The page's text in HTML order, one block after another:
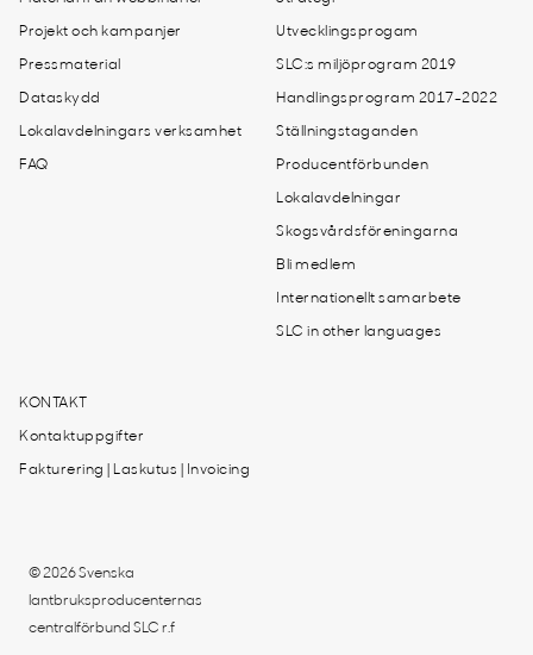
Projekt och kampanjer
Pressmaterial
Dataskydd
Lokalavdelningars verksamhet
FAQ
Utvecklingsprogam
SLC:s miljöprogram 2019
Handlingsprogram 2017-2022
Ställningstaganden
Producentförbunden
Lokalavdelningar
Skogsvårdsföreningarna
Bli medlem
Internationellt samarbete
SLC in other languages
KONTAKT
Kontaktuppgifter
Fakturering | Laskutus | Invoicing
© 2026 Svenska
lantbruksproducenternas
centralförbund SLC r.f